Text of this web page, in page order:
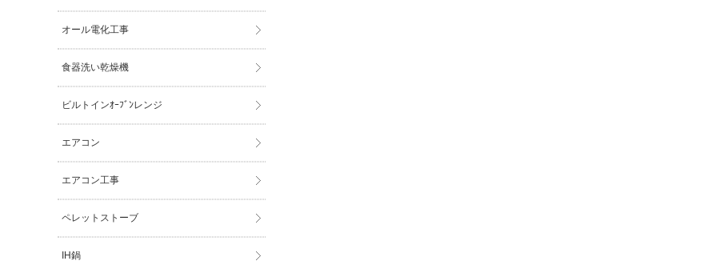
オール電化工事
食器洗い乾燥機
ビルトインｵｰﾌﾞﾝレンジ
エアコン
エアコン工事
ペレットストーブ
IH鍋